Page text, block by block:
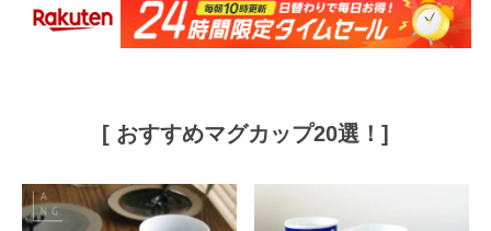
[ おすすめマグカップ20選！]